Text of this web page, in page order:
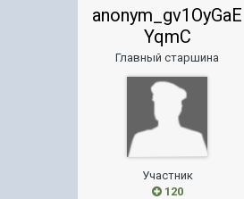
anonym_gv1OyGaE
YqmC
Главный старшина
Участник
120